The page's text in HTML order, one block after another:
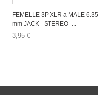
FEMELLE 3P XLR a MALE 6.35
mm JACK - STEREO -...
3,95 €